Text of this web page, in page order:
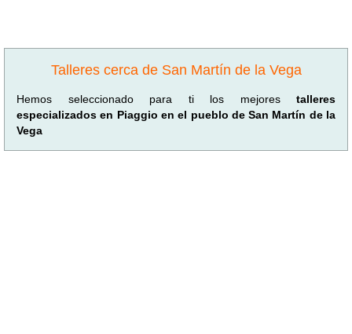
Talleres cerca de San Martín de la Vega
Hemos seleccionado para ti los mejores talleres
especializados en Piaggio en el pueblo de San Martín de la
Vega